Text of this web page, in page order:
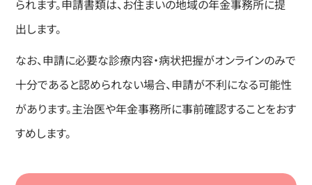
られます。申請書類は、お住まいの地域の年金事務所に提
出します。
なお、申請に必要な診療内容・病状把握がオンラインのみで
十分であると認められない場合、申請が不利になる可能性
があります。主治医や年金事務所に事前確認することをおす
すめします。